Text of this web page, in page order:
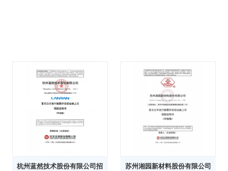
杭州蓝然技术股份有限公司招
苏州湘园新材料股份有限公司